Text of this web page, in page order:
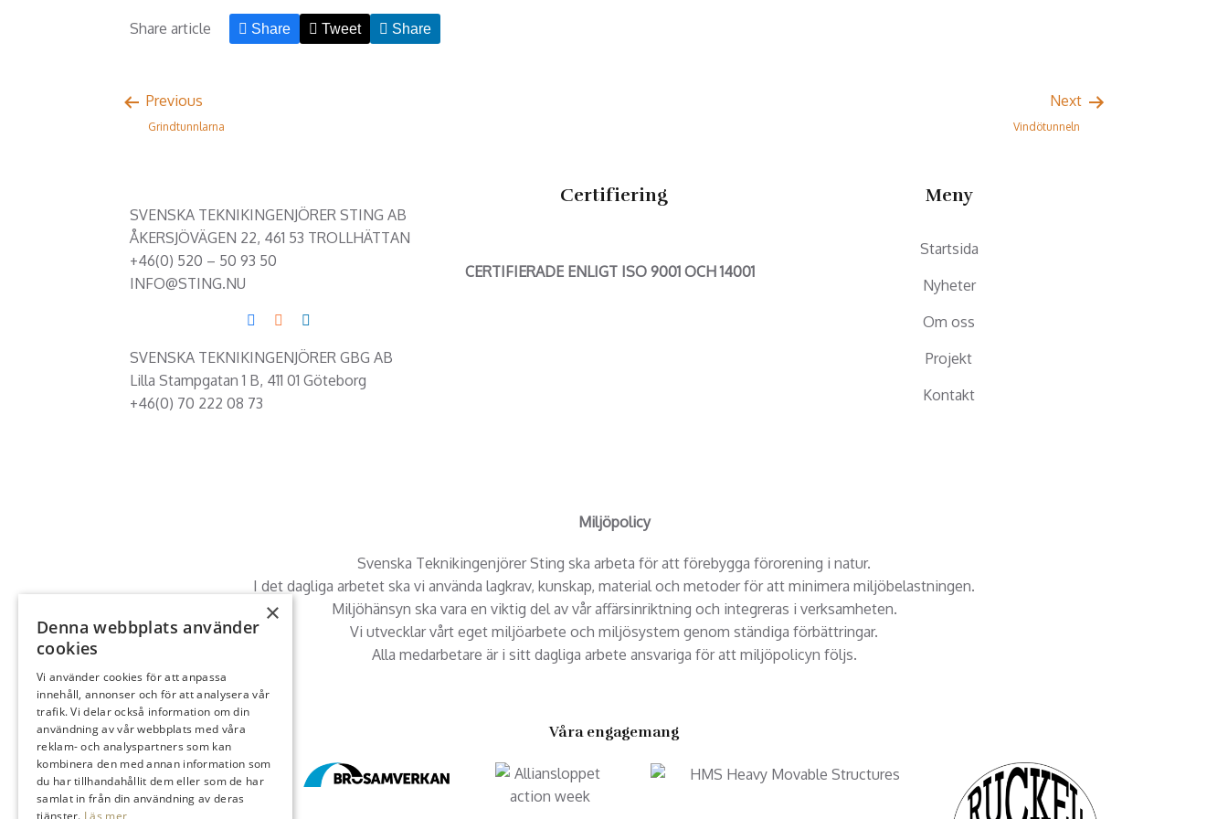
Share article Share Tweet Share
Previous
Grindtunnlarna
Next
Vindötunneln
SVENSKA TEKNIKINGENJÖRER STING AB
ÅKERSJÖVÄGEN 22, 461 53 TROLLHÄTTAN
+46(0) 520 – 50 93 50
INFO@STING.NU
SVENSKA TEKNIKINGENJÖRER GBG AB
Lilla Stampgatan 1 B, 411 01 Göteborg
+46(0) 70 222 08 73
Certifiering
CERTIFIERADE ENLIGT ISO 9001 OCH 14001
Meny
Startsida
Nyheter
Om oss
Projekt
Kontakt
Miljöpolicy
Svenska Teknikingenjörer Sting ska arbeta för att förebygga förorening i natur.
I det dagliga arbetet ska vi använda lagkrav, kunskap, material och metoder för att minimera miljöbelastningen.
Miljöhänsyn ska vara en viktig del av vår affärsinriktning och integreras i verksamheten.
Vi utvecklar vårt eget miljöarbete och miljösystem genom ständiga förbättringar.
Alla medarbetare är i sitt dagliga arbete ansvariga för att miljöpolicyn följs.
Våra engagemang
×
Denna webbplats använder
cookies
Vi använder cookies för att anpassa
innehåll, annonser och för att analysera vår
trafik. Vi delar också information om din
användning av vår webbplats med våra
reklam- och analyspartners som kan
kombinera den med annan information som
du har tillhandahållit dem eller som de har
samlat in från din användning av deras
tjänster. Läs mer